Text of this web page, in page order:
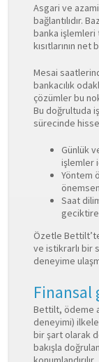
Asgari ve
bağlantılıdır.
banka işlemleri
kısıtlarının
Mesai
bankacılık
çözümler bu
Bu doğrultuda
sürecinde
Günlük
işlemler
Yöntem
Saat
Özetle
ve istikrarlı bir
deneyime
Bettilt, ödeme
deneyimi)
bir şart olarak
bakışla